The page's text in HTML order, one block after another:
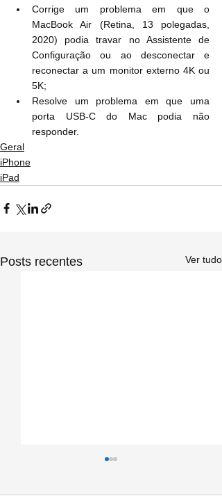
Corrige um problema em que o
MacBook Air (Retina, 13 polegadas,
2020) podia travar no Assistente de
Configuração ou ao desconectar e
reconectar a um monitor externo 4K ou
5K;
Resolve um problema em que uma
porta USB-C do Mac podia não
responder.
Geral
iPhone
iPad
Posts recentes Ver tudo